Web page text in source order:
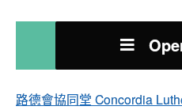
路德會協同堂 Concordia